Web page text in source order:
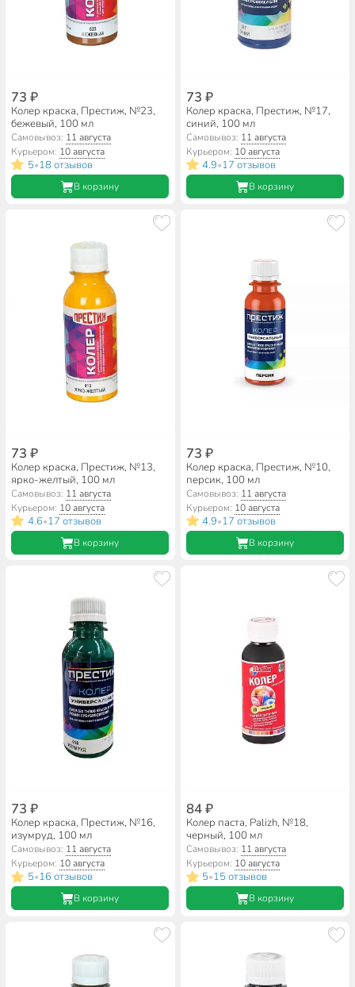
73 ₽
Колер краска, Престиж, №23,
бежевый, 100 мл
Самовывоз: 11 августа
Курьером: 10 августа
5•18 отзывов
В корзину
73 ₽
Колер краска, Престиж, №17,
синий, 100 мл
Самовывоз: 11 августа
Курьером: 10 августа
4.9•17 отзывов
В корзину
73 ₽
Колер краска, Престиж, №13,
ярко-желтый, 100 мл
Самовывоз: 11 августа
Курьером: 10 августа
4.6•17 отзывов
В корзину
73 ₽
Колер краска, Престиж, №10,
персик, 100 мл
Самовывоз: 11 августа
Курьером: 10 августа
4.9•17 отзывов
В корзину
73 ₽
Колер краска, Престиж, №16,
изумруд, 100 мл
Самовывоз: 11 августа
Курьером: 10 августа
5•16 отзывов
В корзину
84 ₽
Колер паста, Palizh, №18,
черный, 100 мл
Самовывоз: 11 августа
Курьером: 10 августа
5•15 отзывов
В корзину